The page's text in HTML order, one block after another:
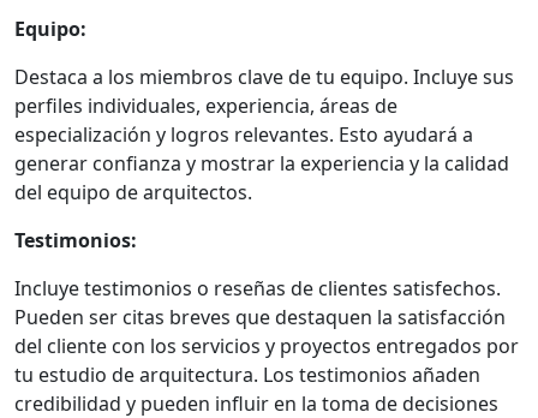
Equipo:
Destaca a los miembros clave de tu equipo. Incluye sus
perfiles individuales, experiencia, áreas de
especialización y logros relevantes. Esto ayudará a
generar confianza y mostrar la experiencia y la calidad
del equipo de arquitectos.
Testimonios:
Incluye testimonios o reseñas de clientes satisfechos.
Pueden ser citas breves que destaquen la satisfacción
del cliente con los servicios y proyectos entregados por
tu estudio de arquitectura. Los testimonios añaden
credibilidad y pueden influir en la toma de decisiones